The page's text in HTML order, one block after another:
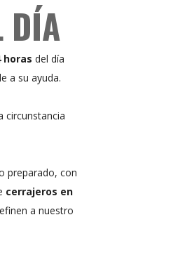
DÍA
horas del día
a su ayuda.
circunstancia
preparado, con
cerrajeros en
a nuestro